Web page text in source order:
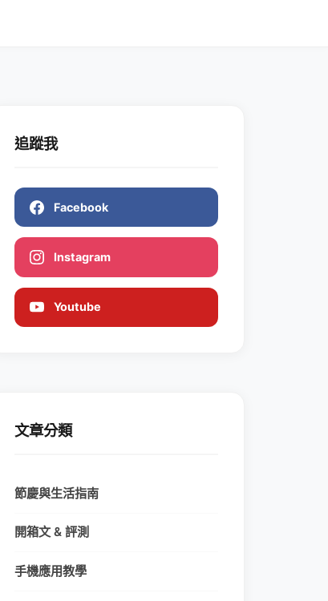
追蹤我
Facebook
Instagram
Youtube
文章分類
節慶與生活指南
開箱文 & 評測
手機應用教學